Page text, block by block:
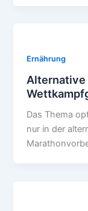
Ernährung
Alternative
Das Thema
nur in der